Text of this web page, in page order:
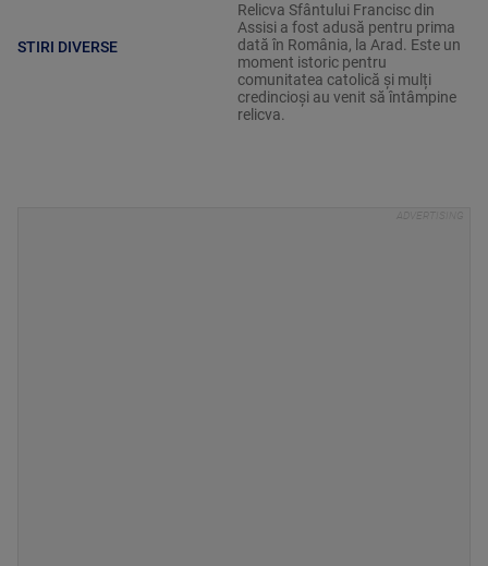
STIRI DIVERSE
Relicva Sfântului Francisc din
Assisi a fost adusă pentru prima
dată în România, la Arad. Este un
moment istoric pentru
comunitatea catolică și mulți
credincioși au venit să întâmpine
relicva.